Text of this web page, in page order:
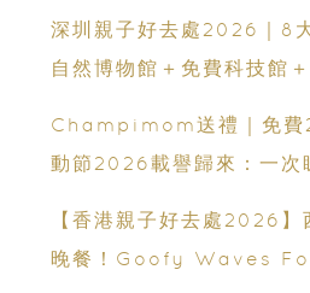
深圳親子好去處2026｜8
自然博物館＋免費科技館
Champimom送禮｜免費
動節2026載譽歸來：一次
【香港親子好去處2026】
晚餐！Goofy Waves